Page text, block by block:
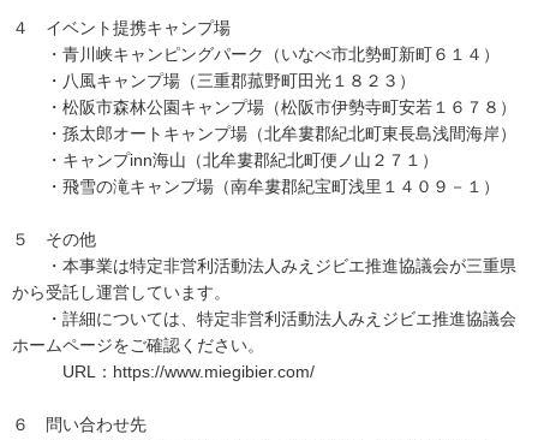
４ イベント提携キャンプ場
・青川峡キャンピングパーク（いなべ市北勢町新町６１４）
・八風キャンプ場（三重郡菰野町田光１８２３）
・松阪市森林公園キャンプ場（松阪市伊勢寺町安若１６７８）
・孫太郎オートキャンプ場（北牟婁郡紀北町東長島浅間海岸）
・キャンプinn海山（北牟婁郡紀北町便ノ山２７１）
・飛雪の滝キャンプ場（南牟婁郡紀宝町浅里１４０９－１）
５ その他
・本事業は特定非営利活動法人みえジビエ推進協議会が三重県
から受託し運営しています。
・詳細については、特定非営利活動法人みえジビエ推進協議会
ホームページをご確認ください。
URL：https://www.miegibier.com/
６ 問い合わせ先